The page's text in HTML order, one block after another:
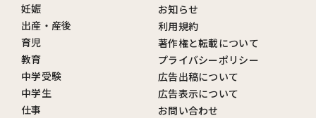
妊娠
出産・産後
育児
教育
中学受験
中学生
仕事
お知らせ
利用規約
著作権と転載について
プライバシーポリシー
広告出稿について
広告表示について
お問い合わせ